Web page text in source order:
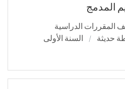
المدمج
المقررات الدراسية
حديثة
السنة الأولى